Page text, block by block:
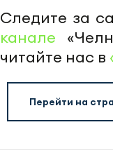
Следите за
канале
читайте нас в
Перейти на